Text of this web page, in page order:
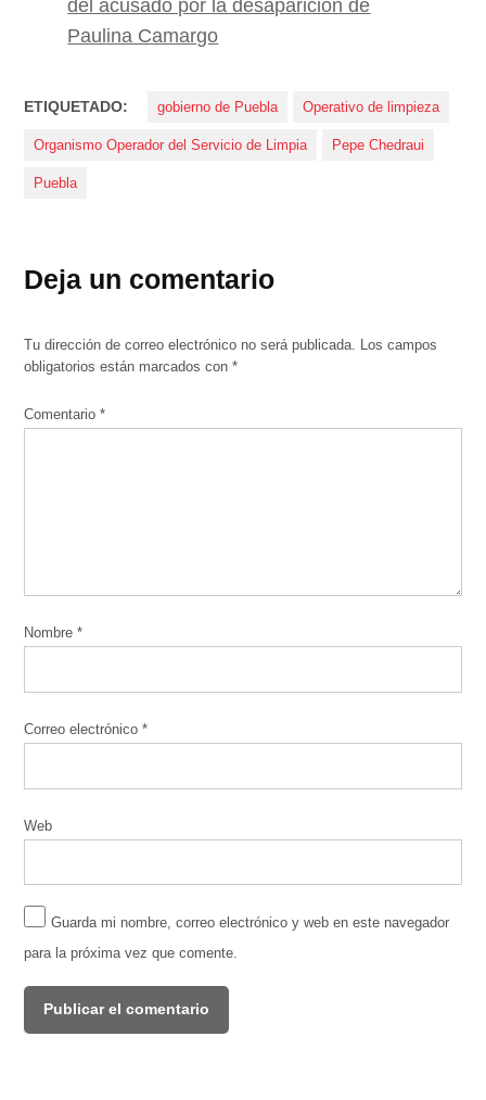
del acusado por la desaparición de
Paulina Camargo
ETIQUETADO: gobierno de Puebla Operativo de limpieza
Organismo Operador del Servicio de Limpia Pepe Chedraui
Puebla
Deja un comentario
Tu dirección de correo electrónico no será publicada. Los campos
obligatorios están marcados con*
Comentario*
Nombre*
Correo electrónico*
Web
Guarda mi nombre, correo electrónico y web en este navegador
para la próxima vez que comente.